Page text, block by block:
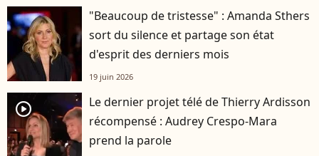
"Beaucoup de tristesse" : Amanda Sthers
sort du silence et partage son état
d'esprit des derniers mois
19 juin 2026
player2
Le dernier projet télé de Thierry Ardisson
récompensé : Audrey Crespo-Mara
prend la parole